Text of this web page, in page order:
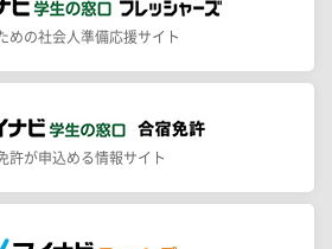
めの社会人準備応援サイト
許が申込める情報サイト